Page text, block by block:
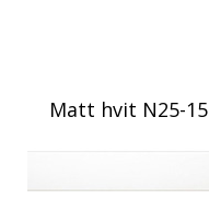
Matt hvit N25-15